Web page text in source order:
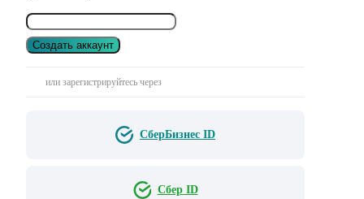
Создать аккаунт
или зарегистрируйтесь через
СберБизнес ID
Сбер ID